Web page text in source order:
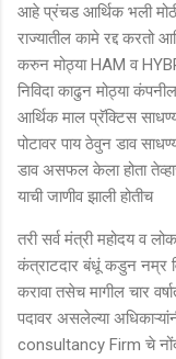
आहे प्रंचड आर्थिक भली
राज्यातील कामे रद्द करतो
करुन मोठ्या HAM व
निविदा काढुन मोठ्या
आर्थिक माल प्रॅक्टिस
पोटावर पाय ठेवुन डाव
डाव असफल केला होता
याची जाणीव झाली होतीच
तरी सर्व मंत्री महोदय व
कंत्राटदार बंधूं कडुन नम्र
करावा तसेच मागील चार
पदावर असलेल्या
consultancy Firm चे